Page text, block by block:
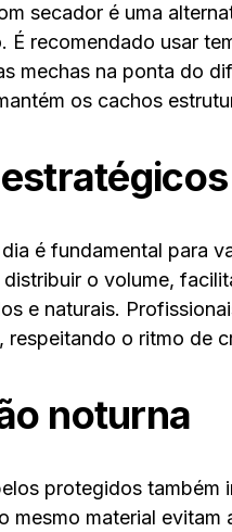
secador é uma
É recomendado usar
mechas na ponta do
os cachos
é fundamental para
o volume,
e naturais.
respeitando o ritmo de
noturna
protegidos também
mesmo material